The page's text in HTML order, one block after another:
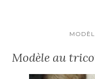
Modèle au